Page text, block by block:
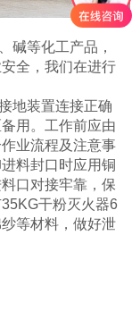
碱等化工产品，
全，我们在进行
地装置连接正确
用。工作前应由
业流程及注意事
料封口时应用铜
口对接牢靠，保
35KG干粉灭火器6
等材料，做好泄